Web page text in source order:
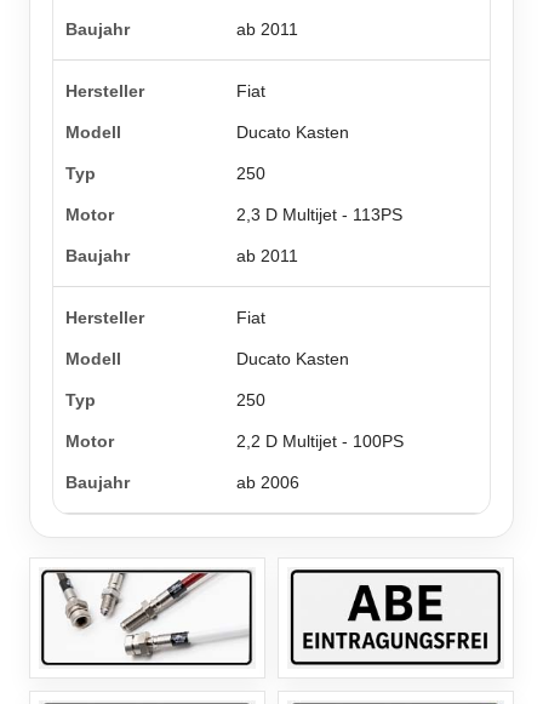
ab 2011
Fiat
Ducato Kasten
250
2,3 D Multijet - 113PS
ab 2011
Fiat
Ducato Kasten
250
2,2 D Multijet - 100PS
ab 2006